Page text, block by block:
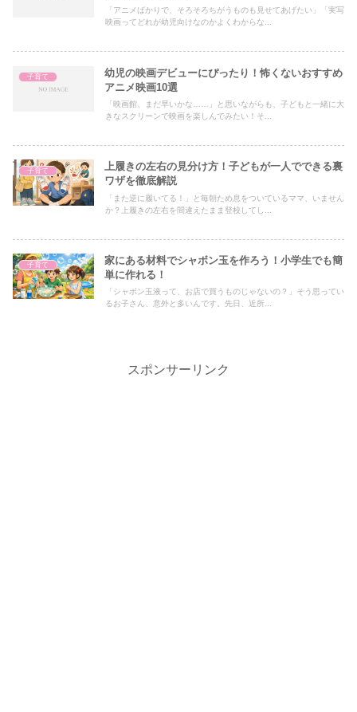
「アニメばかりで、そろそろちがうものも見せてあげたい」「実写
映画ってどれが幼児向けなのかよくわからな...
子育て
幼児の映画デビューにぴったり！怖くないおすすめ
アニメ映画10選
「映画館、まだ早いかな……」と思いながらも、子どもと一緒に大
きなスクリーンで映画を楽しんでみたい！そ...
子育て
上履きの左右の見分け方！子どもが一人でできる裏
ワザを徹底解説
「また逆に履いてる！」と毎朝ため息をついているママ、いません
か？上履きの左右を間違えたまま登校してし...
子育て
家にある材料でシャボン玉を作ろう！小学生でも簡
単に作れる！
「シャボン玉液って、お店で買うものじゃないの？」そう思ってい
るお子さん、意外と多いんです。先日、近所...
スポンサーリンク